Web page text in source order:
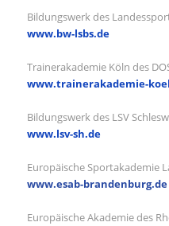
Bildungswerk des
www.bw-lsbs.de
Trainerakademie Köln des
www.trainerakademie-
Bildungswerk des LSV
www.lsv-sh.de
Europäische Sportakademie
www.esab-brandenburg.de
Europäische Akademie des